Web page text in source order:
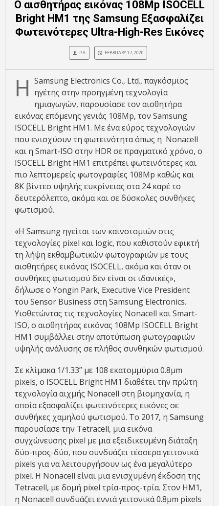
Ο αισθητήρας εικόνας 108Mp ISOCELL
Bright HM1 της Samsung Εξασφαλίζει
Φωτεινότερες Ultra-High-Res Εικόνες
P A FEBRUARY 17, 2020
Η Samsung Electronics Co., Ltd., παγκόσμιος
ηγέτης στην προηγμένη τεχνολογία
ημιαγωγών, παρουσίασε τον αισθητήρα
εικόνας επόμενης γενιάς 108Mp, τον Samsung
ISOCELL Bright HM1. Με ένα εύρος τεχνολογιών
που ενισχύουν τη φωτεινότητα όπως η Nonacell
και η Smart-ISO στην HDR σε πραγματικό χρόνο, ο
ISOCELL Bright HM1 επιτρέπει φωτεινότερες και
πιο λεπτομερείς φωτογραφίες 108Mp καθώς και
8Κ βίντεο υψηλής ευκρίνειας στα 24 καρέ το
δευτερόλεπτο, ακόμα και σε δύσκολες συνθήκες
φωτισμού.
«Η Samsung ηγείται των καινοτομιών στις
τεχνολογίες pixel και logic, που καθιστούν εφικτή
τη λήψη εκθαμβωτικών φωτογραφιών με τους
αισθητήρες εικόνας ISOCELL, ακόμα και όταν οι
συνθήκες φωτισμού δεν είναι οι ιδανικές»,
δήλωσε ο Yongin Park, Executive Vice President
του Sensor Business στη Samsung Electronics.
Υιοθετώντας τις τεχνολογίες Nonacell και Smart-
ISO, ο αισθητήρας εικόνας 108Mp ISOCELL Bright
HM1 συμβάλλει στην αποτύπωση φωτογραφιών
υψηλής ανάλυσης σε πλήθος συνθηκών φωτισμού.
Σε κλίμακα 1/1.33” με 108 εκατομμύρια 0.8μm
pixels, ο ISOCELL Bright HM1 διαθέτει την πρώτη
τεχνολογία αιχμής Nonacell στη βιομηχανία, η
οποία εξασφαλίζει φωτεινότερες εικόνες σε
συνθήκες χαμηλού φωτισμού. Το 2017, η Samsung
παρουσίασε την Tetracell, μια εικόνα
συγχώνευσης pixel με μια εξειδικευμένη διάταξη
δύο-προς-δύο, που συνδυάζει τέσσερα γειτονικά
pixels για να λειτουργήσουν ως ένα μεγαλύτερο
pixel. Η Nonacell είναι μια ενισχυμένη έκδοση της
Tetracell, με δομή pixel τρία-προς-τρία. Στον HM1,
η Nonacell συνδυάζει εννιά γειτονικά 0.8μm pixels